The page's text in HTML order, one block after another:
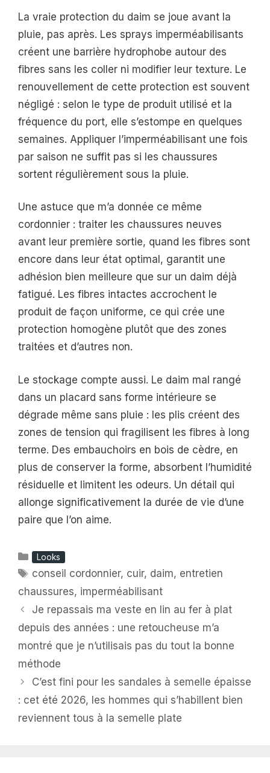
La vraie protection du daim se joue avant la
pluie, pas après. Les sprays imperméabilisants
créent une barrière hydrophobe autour des
fibres sans les coller ni modifier leur texture. Le
renouvellement de cette protection est souvent
négligé : selon le type de produit utilisé et la
fréquence du port, elle s’estompe en quelques
semaines. Appliquer l’imperméabilisant une fois
par saison ne suffit pas si les chaussures
sortent régulièrement sous la pluie.
Une astuce que m’a donnée ce même
cordonnier : traiter les chaussures neuves
avant leur première sortie, quand les fibres sont
encore dans leur état optimal, garantit une
adhésion bien meilleure que sur un daim déjà
fatigué. Les fibres intactes accrochent le
produit de façon uniforme, ce qui crée une
protection homogène plutôt que des zones
traitées et d’autres non.
Le stockage compte aussi. Le daim mal rangé
dans un placard sans forme intérieure se
dégrade même sans pluie : les plis créent des
zones de tension qui fragilisent les fibres à long
terme. Des embauchoirs en bois de cèdre, en
plus de conserver la forme, absorbent l’humidité
résiduelle et limitent les odeurs. Un détail qui
allonge significativement la durée de vie d’une
paire que l’on aime.
Catégories
Looks
Étiquettes
conseil cordonnier, cuir, daim, entretien
chaussures, imperméabilisant
Je repassais ma veste en lin au fer à plat
depuis des années : une retoucheuse m’a
montré que je n’utilisais pas du tout la bonne
méthode
C’est fini pour les sandales à semelle épaisse
: cet été 2026, les hommes qui s’habillent bien
reviennent tous à la semelle plate